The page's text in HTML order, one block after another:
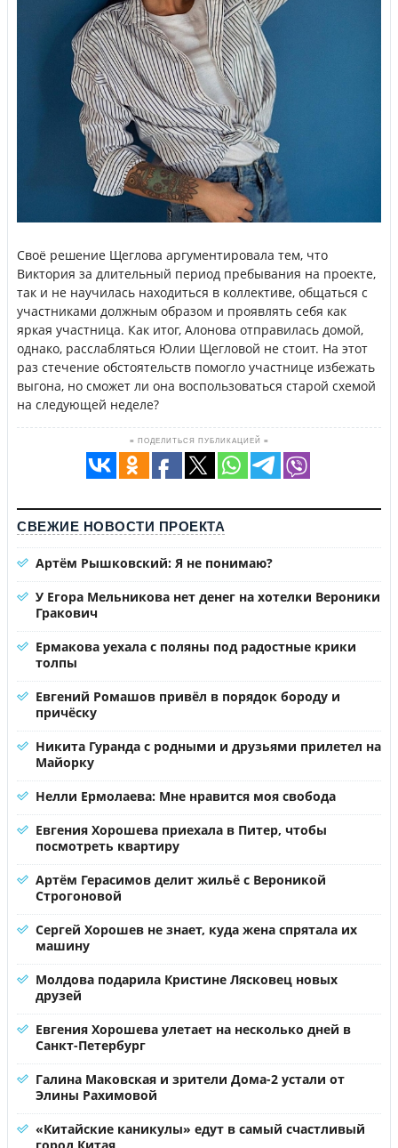
Своё решение Щеглова аргументировала тем, что
Виктория за длительный период пребывания на проекте,
так и не научилась находиться в коллективе, общаться с
участниками должным образом и проявлять себя как
яркая участница. Как итог, Алонова отправилась домой,
однако, расслабляться Юлии Щегловой не стоит. На этот
раз стечение обстоятельств помогло участнице избежать
выгона, но сможет ли она воспользоваться старой схемой
на следующей неделе?
≡ ПОДЕЛИТЬСЯ ПУБЛИКАЦИЕЙ ≡
СВЕЖИЕ НОВОСТИ ПРОЕКТА
Артём Рышковский: Я не понимаю?
У Егора Мельникова нет денег на хотелки Вероники
Гракович
Ермакова уехала с поляны под радостные крики
толпы
Евгений Ромашов привёл в порядок бороду и
причёску
Никита Гуранда с родными и друзьями прилетел на
Майорку
Нелли Ермолаева: Мне нравится моя свобода
Евгения Хорошева приехала в Питер, чтобы
посмотреть квартиру
Артём Герасимов делит жильё с Вероникой
Строгоновой
Сергей Хорошев не знает, куда жена спрятала их
машину
Молдова подарила Кристине Лясковец новых
друзей
Евгения Хорошева улетает на несколько дней в
Санкт-Петербург
Галина Маковская и зрители Дома-2 устали от
Элины Рахимовой
«Китайские каникулы» едут в самый счастливый